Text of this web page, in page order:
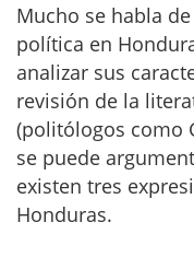
Mucho se habla
política en
analizar sus
revisión de la
(politólogos como
se puede
existen tres
Honduras.